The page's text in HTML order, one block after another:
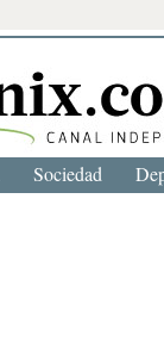
Sociedad